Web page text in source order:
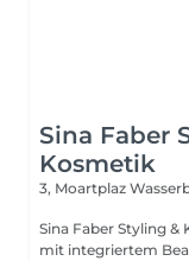
Sina Faber
Kosmetik
3, Moartplaz
Sina Faber Styling
mit integriertem